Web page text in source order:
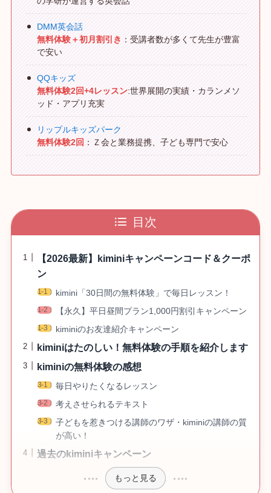
DMM英会話
無料体験＋初月割引き ：受講者数が多くて先生が豊富
で安い
QQキッズ
無料体験2回+4レッスン:世界展開の実績・カランメソ
ッド・アプリ充実
リップルキッズパーク
無料体験2回 ：Ｚ会と業務提携、子ども専門で安心
目次
【2026最新】kiminiキャンペーンコード＆クーポ
ン
kimini「30日間の無料体験」で毎日レッスン！
【永久】平日昼間プラン1,000円割引キャンペーン
kiminiのお友達紹介キャンペーン
kiminiはたのしい！無料体験の手順を紹介します
kiminiの無料体験の感想
毎日やりたくなるレッスン
考えさせられるテキスト
子どもを惹きつける講師のワザ・kiminiの講師の質
が高い！
過去のkiminiキャンペーン
もっと見る